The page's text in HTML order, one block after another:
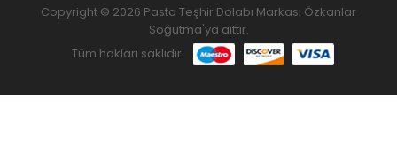
Copyright © 2026 Pasta Teşhir Dolabı Markası Özkanlar
Soğutma'ya aittir.
Tüm hakları saklıdır.